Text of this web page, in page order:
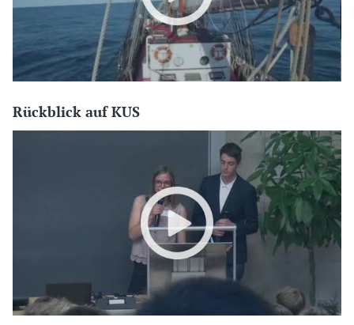
Rückblick auf KUS